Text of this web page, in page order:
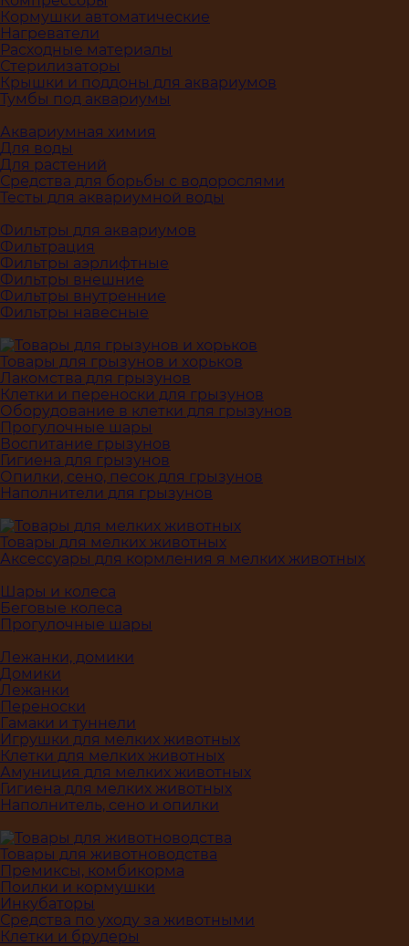
Кормушки автоматические
Нагреватели
Расходные материалы
Стерилизаторы
Крышки и поддоны для аквариумов
Тумбы под аквариумы
Аквариумная химия
Для воды
Для растений
Средства для борьбы с водорослями
Тесты для аквариумной воды
Фильтры для аквариумов
Фильтрация
Фильтры аэрлифтные
Фильтры внешние
Фильтры внутренние
Фильтры навесные
Товары для грызунов и хорьков
Лакомства для грызунов
Клетки и переноски для грызунов
Оборудование в клетки для грызунов
Прогулочные шары
Воспитание грызунов
Гигиена для грызунов
Опилки, сено, песок для грызунов
Наполнители для грызунов
Товары для мелких животных
Аксессуары для кормления я мелких животных
Шары и колеса
Беговые колеса
Прогулочные шары
Лежанки, домики
Домики
Лежанки
Переноски
Гамаки и туннели
Игрушки для мелких животных
Клетки для мелких животных
Амуниция для мелких животных
Гигиена для мелких животных
Наполнитель, сено и опилки
Товары для животноводства
Премиксы, комбикорма
Поилки и кормушки
Инкубаторы
Средства по уходу за животными
Клетки и брудеры